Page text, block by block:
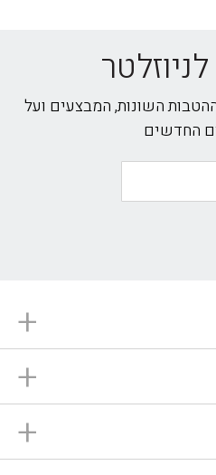
השונות, המבצעים ועל
החדשים